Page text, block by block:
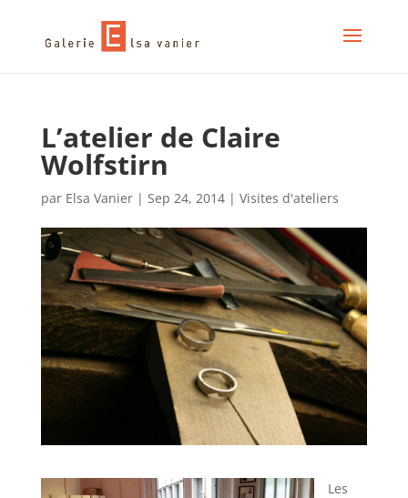
L’atelier de Claire
Wolfstirn
par Elsa Vanier| Sep 24, 2014| Visites d'ateliers
Les